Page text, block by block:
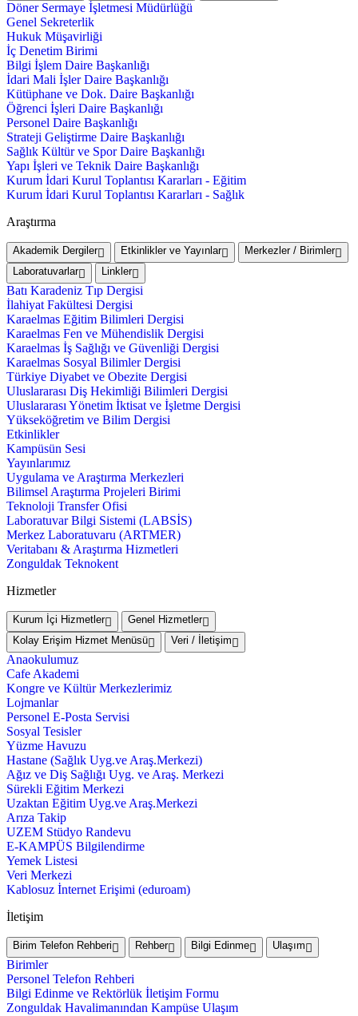
Döner Sermaye İşletmesi Müdürlüğü
Genel Sekreterlik
Hukuk Müşavirliği
İç Denetim Birimi
Bilgi İşlem Daire Başkanlığı
İdari Mali İşler Daire Başkanlığı
Kütüphane ve Dok. Daire Başkanlığı
Öğrenci İşleri Daire Başkanlığı
Personel Daire Başkanlığı
Strateji Geliştirme Daire Başkanlığı
Sağlık Kültür ve Spor Daire Başkanlığı
Yapı İşleri ve Teknik Daire Başkanlığı
Kurum İdari Kurul Toplantısı Kararları - Eğitim
Kurum İdari Kurul Toplantısı Kararları - Sağlık
Araştırma
Akademik Dergiler Etkinlikler ve Yayınlar
Merkezler / Birimler
Laboratuvarlar
Linkler
Batı Karadeniz Tıp Dergisi
İlahiyat Fakültesi Dergisi
Karaelmas Eğitim Bilimleri Dergisi
Karaelmas Fen ve Mühendislik Dergisi
Karaelmas İş Sağlığı ve Güvenliği Dergisi
Karaelmas Sosyal Bilimler Dergisi
Türkiye Diyabet ve Obezite Dergisi
Uluslararası Diş Hekimliği Bilimleri Dergisi
Uluslararası Yönetim İktisat ve İşletme Dergisi
Yükseköğretim ve Bilim Dergisi
Etkinlikler
Kampüsün Sesi
Yayınlarımız
Uygulama ve Araştırma Merkezleri
Bilimsel Araştırma Projeleri Birimi
Teknoloji Transfer Ofisi
Laboratuvar Bilgi Sistemi (LABSİS)
Merkez Laboratuvaru (ARTMER)
Veritabanı & Araştırma Hizmetleri
Zonguldak Teknokent
Hizmetler
Kurum İçi Hizmetler
Genel Hizmetler
Kolay Erişim Hizmet Menüsü
Veri / İletişim
Anaokulumuz
Cafe Akademi
Kongre ve Kültür Merkezlerimiz
Lojmanlar
Personel E-Posta Servisi
Sosyal Tesisler
Yüzme Havuzu
Hastane (Sağlık Uyg.ve Araş.Merkezi)
Ağız ve Diş Sağlığı Uyg. ve Araş. Merkezi
Sürekli Eğitim Merkezi
Uzaktan Eğitim Uyg.ve Araş.Merkezi
Arıza Takip
UZEM Stüdyo Randevu
E-KAMPÜS Bilgilendirme
Yemek Listesi
Veri Merkezi
Kablosuz İnternet Erişimi (eduroam)
İletişim
Birim Telefon Rehberi Rehber Bilgi Edinme Ulaşım
Birimler
Personel Telefon Rehberi
Bilgi Edinme ve Rektörlük İletişim Formu
Zonguldak Havalimanından Kampüse Ulaşım